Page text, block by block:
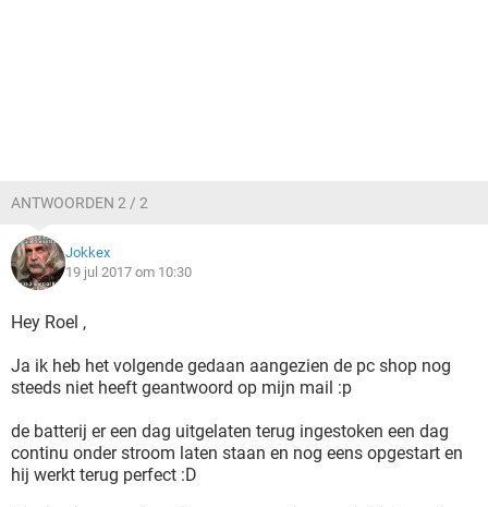
ANTWOORDEN 2 / 2
Jokkex
19 jul 2017 om 10:30
Hey Roel ,
Ja ik heb het volgende gedaan aangezien de pc shop nog
steeds niet heeft geantwoord op mijn mail :p
de batterij er een dag uitgelaten terug ingestoken een dag
continu onder stroom laten staan en nog eens opgestart en
hij werkt terug perfect :D